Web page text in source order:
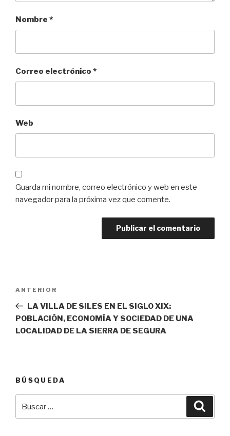
Nombre *
Correo electrónico *
Web
Guarda mi nombre, correo electrónico y web en este
navegador para la próxima vez que comente.
entradas
Entrada
anterior:
ANTERIOR
LA VILLA DE SILES EN EL SIGLO XIX:
POBLACIÓN, ECONOMÍA Y SOCIEDAD DE UNA
LOCALIDAD DE LA SIERRA DE SEGURA
BÚSQUEDA
por: